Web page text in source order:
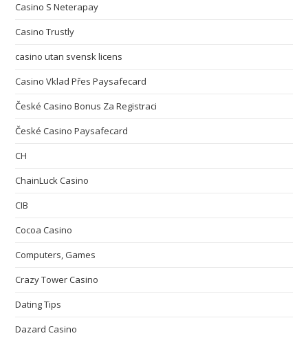
Casino S Neterapay
Casino Trustly
casino utan svensk licens
Casino Vklad Přes Paysafecard
České Casino Bonus Za Registraci
České Casino Paysafecard
CH
ChainLuck Casino
CIB
Cocoa Casino
Computers, Games
Crazy Tower Сasino
Dating Tips
Dazard Casino